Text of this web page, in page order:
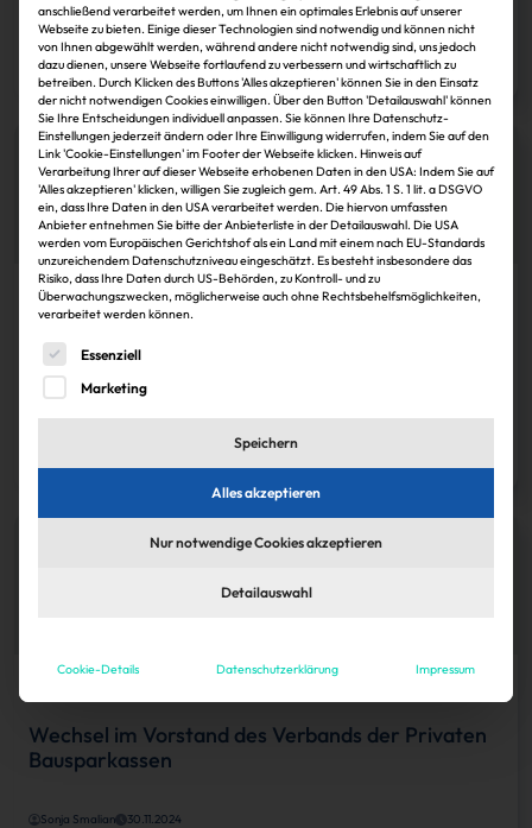
Florian Manthey 30.11.2024
Zum Artikel
Köpfe
Verband der Privaten Bausparkassen wählt
Vorstandsmitglied
Wechsel im Vorstand des Verbands der Privaten
Bausparkassen
Sonja Smalian 30.11.2024
anschließend verarbeitet werden, um Ihnen ein optimales Erlebnis auf unserer
Webseite zu bieten. Einige dieser Technologien sind notwendig und können nicht
von Ihnen abgewählt werden, während andere nicht notwendig sind, uns jedoch
dazu dienen, unsere Webseite fortlaufend zu verbessern und wirtschaftlich zu
betreiben. Durch Klicken des Buttons 'Alles akzeptieren' können Sie in den Einsatz
der nicht notwendigen Cookies einwilligen. Über den Button 'Detailauswahl' können
Sie Ihre Entscheidungen individuell anpassen. Sie können Ihre Datenschutz-
Einstellungen jederzeit ändern oder Ihre Einwilligung widerrufen, indem Sie auf den
Link 'Cookie-Einstellungen' im Footer der Webseite klicken. Hinweis auf
Verarbeitung Ihrer auf dieser Webseite erhobenen Daten in den USA: Indem Sie auf
'Alles akzeptieren' klicken, willigen Sie zugleich gem. Art. 49 Abs. 1 S. 1 lit. a DSGVO
ein, dass Ihre Daten in den USA verarbeitet werden. Die hiervon umfassten
Anbieter entnehmen Sie bitte der Anbieterliste in der Detailauswahl. Die USA
werden vom Europäischen Gerichtshof als ein Land mit einem nach EU-Standards
unzureichendem Datenschutzniveau eingeschätzt. Es besteht insbesondere das
Risiko, dass Ihre Daten durch US-Behörden, zu Kontroll- und zu
Überwachungszwecken, möglicherweise auch ohne Rechtsbehelfsmöglichkeiten,
verarbeitet werden können.
Es folgt eine Liste der Service-Gruppen, für die eine
Essenziell
Marketing
Speichern
Alles akzeptieren
Nur notwendige Cookies akzeptieren
Detailauswahl
Cookie-Details Datenschutzerklärung Impressum